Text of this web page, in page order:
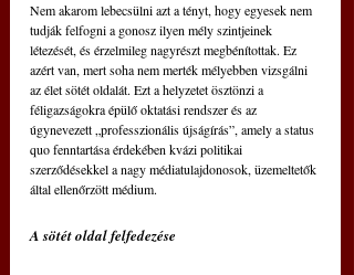
Nem akarom lebecsülni azt a tényt, hogy egyesek nem
tudják felfogni a gonosz ilyen mély szintjeinek
létezését, és érzelmileg nagyrészt megbénítottak. Ez
azért van, mert soha nem merték mélyebben vizsgálni
az élet sötét oldalát. Ezt a helyzetet ösztönzi a
féligazságokra épülő oktatási rendszer és az
úgynevezett „professzionális újságírás”, amely a status
quo fenntartása érdekében kvázi politikai
szerződésekkel a nagy médiatulajdonosok, üzemeltetők
által ellenőrzött médium.
A sötét oldal felfedezése